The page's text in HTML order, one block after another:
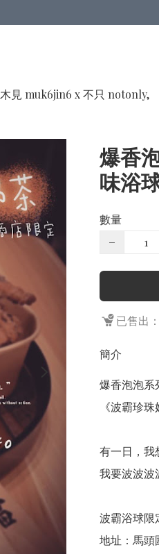
木見 muk6jin6 x 不只 notonly,
爆香
味浴
數量
−
已售出
簡介
爆香泡泡系
《波霸珍珠
有一日，我
我要波波波
波霸浴球限
地址：馬頭